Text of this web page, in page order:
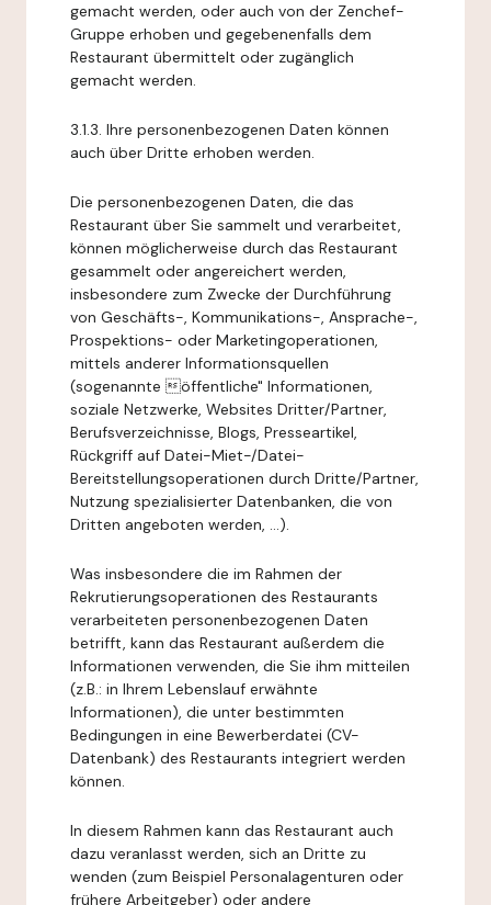
gemacht werden, oder auch von der Zenchef-
Gruppe erhoben und gegebenenfalls dem
Restaurant übermittelt oder zugänglich
gemacht werden.
3.1.3. Ihre personenbezogenen Daten können
auch über Dritte erhoben werden.
Die personenbezogenen Daten, die das
Restaurant über Sie sammelt und verarbeitet,
können möglicherweise durch das Restaurant
gesammelt oder angereichert werden,
insbesondere zum Zwecke der Durchführung
von Geschäfts-, Kommunikations-, Ansprache-,
Prospektions- oder Marketingoperationen,
mittels anderer Informationsquellen
(sogenannte öffentliche" Informationen,
soziale Netzwerke, Websites Dritter/Partner,
Berufsverzeichnisse, Blogs, Presseartikel,
Rückgriff auf Datei-Miet-/Datei-
Bereitstellungsoperationen durch Dritte/Partner,
Nutzung spezialisierter Datenbanken, die von
Dritten angeboten werden, ...).
Was insbesondere die im Rahmen der
Rekrutierungsoperationen des Restaurants
verarbeiteten personenbezogenen Daten
betrifft, kann das Restaurant außerdem die
Informationen verwenden, die Sie ihm mitteilen
(z.B.: in Ihrem Lebenslauf erwähnte
Informationen), die unter bestimmten
Bedingungen in eine Bewerberdatei (CV-
Datenbank) des Restaurants integriert werden
können.
In diesem Rahmen kann das Restaurant auch
dazu veranlasst werden, sich an Dritte zu
wenden (zum Beispiel Personalagenturen oder
frühere Arbeitgeber) oder andere